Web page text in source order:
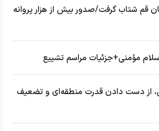
قم شتاب گرفت/صدور بیش از هزار پروانه
مؤمنی+جزئیات مراسم تشییع
از دست دادن قدرت منطقه‌ای و تضعیف